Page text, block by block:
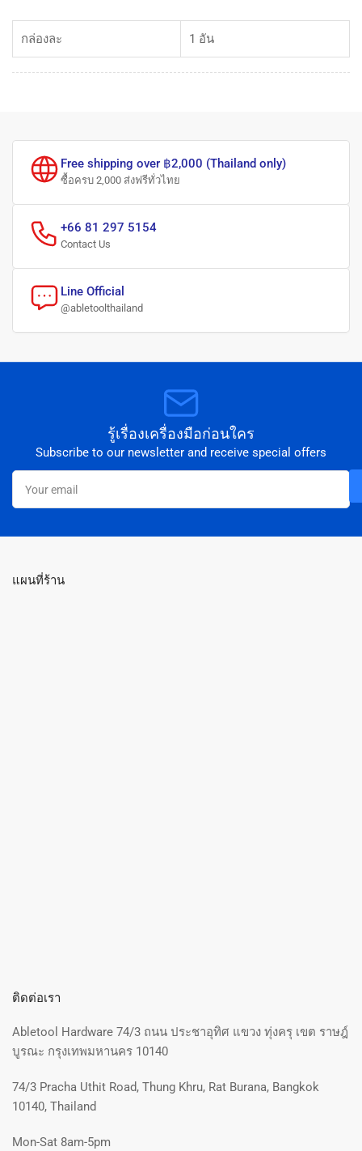
กล่องละ 1 อัน
Free shipping over ฿2,000 (Thailand only)
ซื้อครบ 2,000 ส่งฟรีทั่วไทย
+66 81 297 5154
Contact Us
Line Official
@abletoolthailand
รู้เรื่องเครื่องมือก่อนใคร
Subscribe to our newsletter and receive special offers
Your
email
แผนที่ร้าน
ติดต่อเรา
Abletool Hardware 74/3 ถนน ประชาอุทิศ แขวง ทุ่งครุ เขต ราษฎ์
บูรณะ กรุงเทพมหานคร 10140
74/3 Pracha Uthit Road, Thung Khru, Rat Burana, Bangkok
10140, Thailand
Mon-Sat 8am-5pm